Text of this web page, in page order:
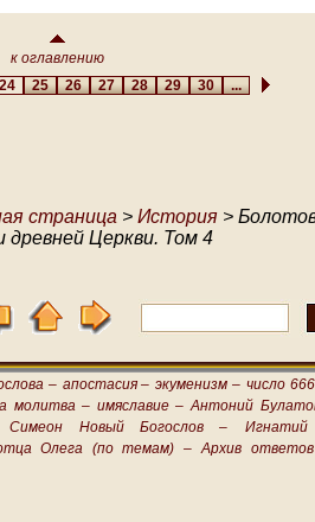
к оглавлению
24 252627282930...
страница > История>
древней Церкви. Том 4
– апостасия – экуменизм – число
молитва – имяславие – Антоний
Симеон Новый Богослов –
Олега (по темам) –
Архив